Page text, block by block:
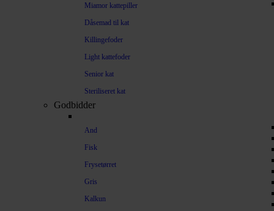
Miamor kattepiller
Dåsemad til kat
Killingefoder
Light kattefoder
Senior kat
Steriliseret kat
Godbidder
And
Fisk
Frysetørret
Gris
Kalkun